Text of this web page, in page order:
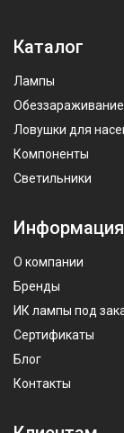
Каталог
Лампы
Ловушки для
Компоненты
Светильники
Информация
О компании
Бренды
ИК лампы под
Сертификаты
Блог
Контакты